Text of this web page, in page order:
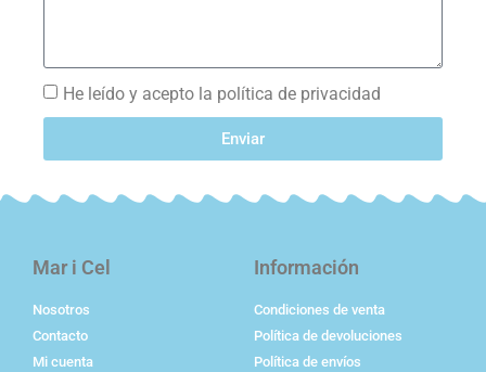
He leído y acepto la política de privacidad
Enviar
Mar i Cel
Nosotros
Contacto
Mi cuenta
Información
Condiciones de venta
Política de devoluciones
Política de envíos